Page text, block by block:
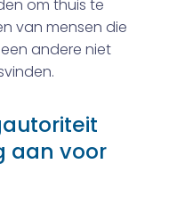
om thuis te
van mensen die
andere niet
aan voor